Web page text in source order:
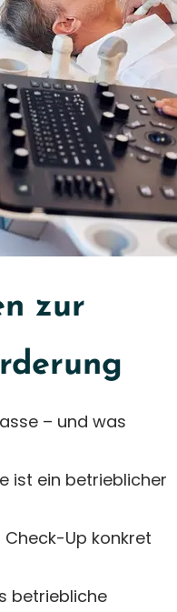
zur
– und was
ist ein betrieblicher
Up konkret
betriebliche